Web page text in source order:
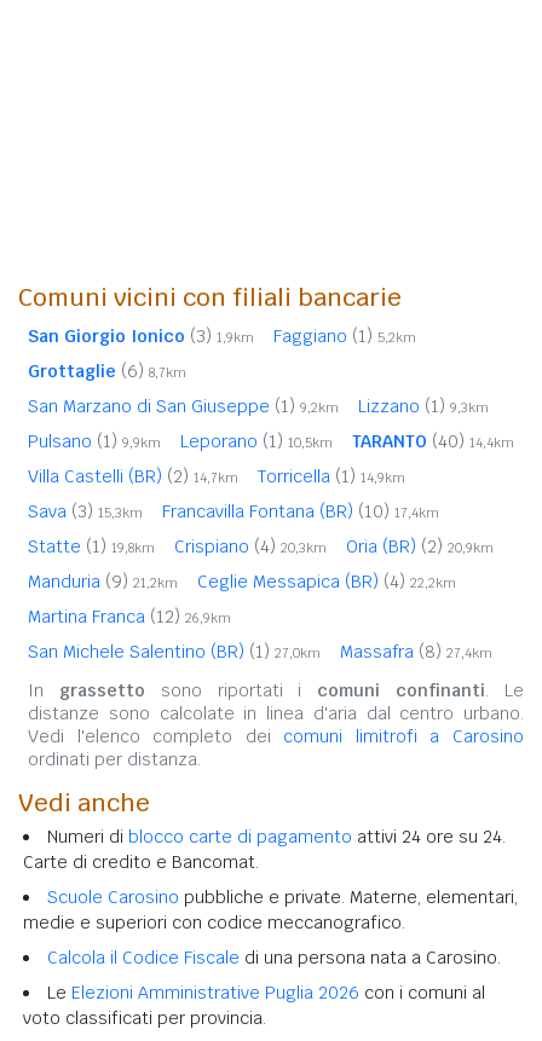
Comuni vicini con filiali bancarie
San Giorgio Ionico (3) 1,9km Faggiano (1) 5,2km
Grottaglie (6) 8,7km
San Marzano di San Giuseppe (1) 9,2km Lizzano (1) 9,3km
Pulsano (1) 9,9km Leporano (1) 10,5km TARANTO (40) 14,4km
Villa Castelli (BR) (2) 14,7km Torricella (1) 14,9km
Sava (3) 15,3km Francavilla Fontana (BR) (10) 17,4km
Statte (1) 19,8km Crispiano (4) 20,3km Oria (BR) (2) 20,9km
Manduria (9) 21,2km Ceglie Messapica (BR) (4) 22,2km
Martina Franca (12) 26,9km
San Michele Salentino (BR) (1) 27,0km Massafra (8) 27,4km
In grassetto sono riportati i comuni confinanti. Le
distanze sono calcolate in linea d'aria dal centro urbano.
Vedi l'elenco completo dei comuni limitrofi a Carosino
ordinati per distanza.
Vedi anche
Numeri di blocco carte di pagamento attivi 24 ore su 24.
Carte di credito e Bancomat.
Scuole Carosino pubbliche e private. Materne, elementari,
medie e superiori con codice meccanografico.
Calcola il Codice Fiscale di una persona nata a Carosino.
Le Elezioni Amministrative Puglia 2026 con i comuni al
voto classificati per provincia.